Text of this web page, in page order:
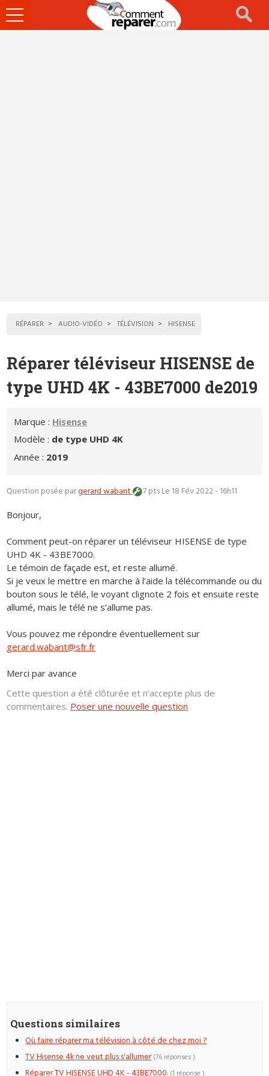
Ouvrir
le
RÉPARER AUDIO-VIDÉO TÉLÉVISION HISENSE
Réparer téléviseur HISENSE de
type UHD 4K - 43BE7000 de2019
Marque : Hisense
Modèle : de type UHD 4K
Année : 2019
Question posée pargerard wabant 7 ptsLe 18 Fév 2022 - 16h11
Bonjour,
Comment peut-on réparer un téléviseur HISENSE de type
UHD 4K - 43BE7000.
Le témoin de façade est, et reste allumé.
Si je veux le mettre en marche à l’aide la télécommande ou du
bouton sous le télé, le voyant clignote 2 fois et ensuite reste
allumé, mais le télé ne s’allume pas.
Vous pouvez me répondre éventuellement sur
gerard.wabant@sfr.fr
Merci par avance
Cette question a été clôturée et n'accepte plus de
commentaires. Poser une nouvelle question
Questions similaires
Où faire réparer ma télévision à côté de chez moi ?
TV Hisense 4k ne veut plus s'allumer (76 réponses )
Réparer TV HISENSE UHD 4K - 43BE7000. (1 réponse )